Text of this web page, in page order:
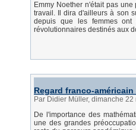
Emmy Noether n'était pas
travail. Il dira d'ailleurs à son
depuis que les femmes
révolutionnaires destinés aux
Regard franco-
Par Didier Müller, dimanche
De l'importance des
une des grandes